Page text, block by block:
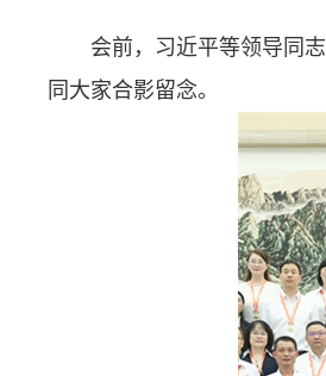
会前，习近平等领导同
同大家合影留念。